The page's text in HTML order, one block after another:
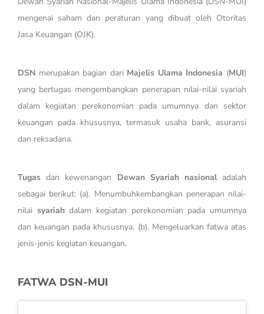
mengenai saham dan peraturan yang dibuat oleh Otoritas
Jasa Keuangan (OJK).
DSN merupakan bagian dari Majelis Ulama Indonesia (MUI)
yang bertugas mengembangkan penerapan nilai-nilai syariah
dalam kegiatan perekonomian pada umumnya dan sektor
keuangan pada khususnya, termasuk usaha bank, asuransi
dan reksadana.
Tugas dan kewenangan Dewan Syariah nasionaladalah
sebagai berikut: (a). Menumbuhkembangkan penerapan nilai-
nilai syariahdalam kegiatan perekonomian pada umumnya
dan keuangan pada khususnya. (b). Mengeluarkan fatwa atas
jenis-jenis kegiatan keuangan.
FATWA DSN-MUI